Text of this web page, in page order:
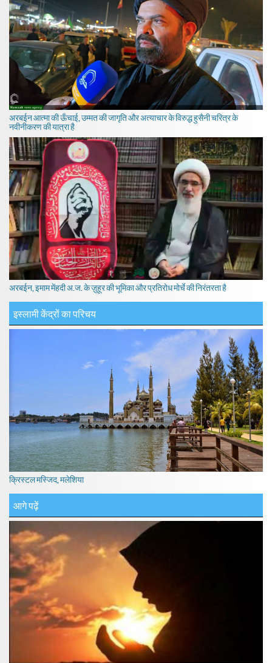
अरबईन आत्मा की ऊँचाई, उम्मत की जागृति और अत्याचार के विरुद्ध हुसैनी चरित्र के
नवीनीकरण की यात्रा है
अरबईन, इमाम मेंहदी अ.ज. के ज़ुहूर की भूमिका और प्रतिरोध मोर्चे की निरंतरता है
इस्लामी केंद्रों का परिचय
क्रिस्टल मस्जिद, मलेशिया
आगे पढ़ें